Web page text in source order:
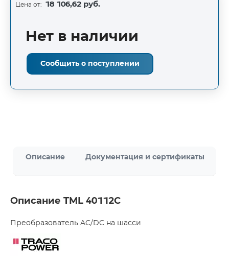
Цена от: 18 106,62 руб.
Нет в наличии
Сообщить о поступлении
Описание Документация и сертификаты
Описание TML 40112C
Преобразователь AC/DC на шасси